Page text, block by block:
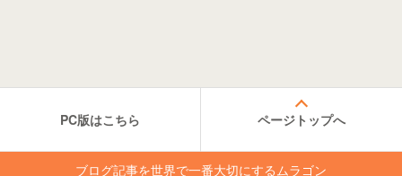
PC版はこちら ページトップへ
ブログ記事を世界で一番大切にするムラゴン